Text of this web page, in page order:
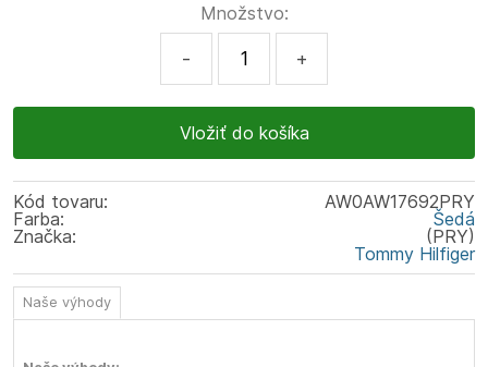
Množstvo:
- +
Kód tovaru:
AW0AW17692PRY
Farba:
Šedá
(PRY)
Značka:
Tommy Hilfiger
Naše výhody